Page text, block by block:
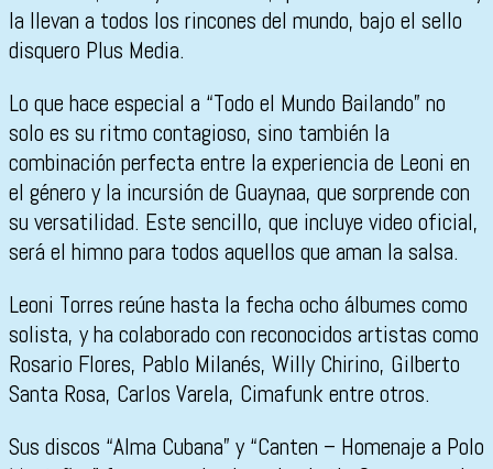
la llevan a todos los rincones del mundo, bajo el sello
disquero Plus Media.
Lo que hace especial a “Todo el Mundo Bailando” no
solo es su ritmo contagioso, sino también la
combinación perfecta entre la experiencia de Leoni en
el género y la incursión de Guaynaa, que sorprende con
su versatilidad. Este sencillo, que incluye video oficial,
será el himno para todos aquellos que aman la salsa.
Leoni Torres reúne hasta la fecha ocho álbumes como
solista, y ha colaborado con reconocidos artistas como
Rosario Flores, Pablo Milanés, Willy Chirino, Gilberto
Santa Rosa, Carlos Varela, Cimafunk entre otros.
Sus discos “Alma Cubana” y “Canten – Homenaje a Polo